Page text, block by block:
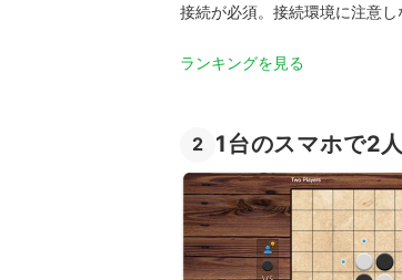
接続が必須。接続環境に注意し
ランキングを見る
2 1台のスマホで2